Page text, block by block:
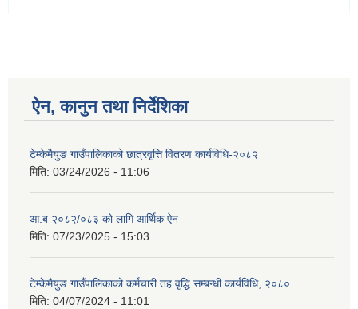
ऐन, कानुन तथा निर्देशिका
टेम्केमैयुङ गाउँपालिकाको छात्रवृत्ति वितरण कार्यविधि-२०८२
मिति: 03/24/2026 - 11:06
आ.ब २०८२/०८३ को लागि आर्थिक ऐन
मिति: 07/23/2025 - 15:03
टेम्केमैयुङ गाउँपालिकाको कर्मचारी तह वृद्धि सम्बन्धी कार्यविधि, २०८०
मिति: 04/07/2024 - 11:01